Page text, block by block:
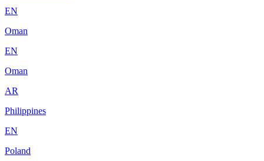
EN
Oman
EN
Oman
AR
Philippines
EN
Poland